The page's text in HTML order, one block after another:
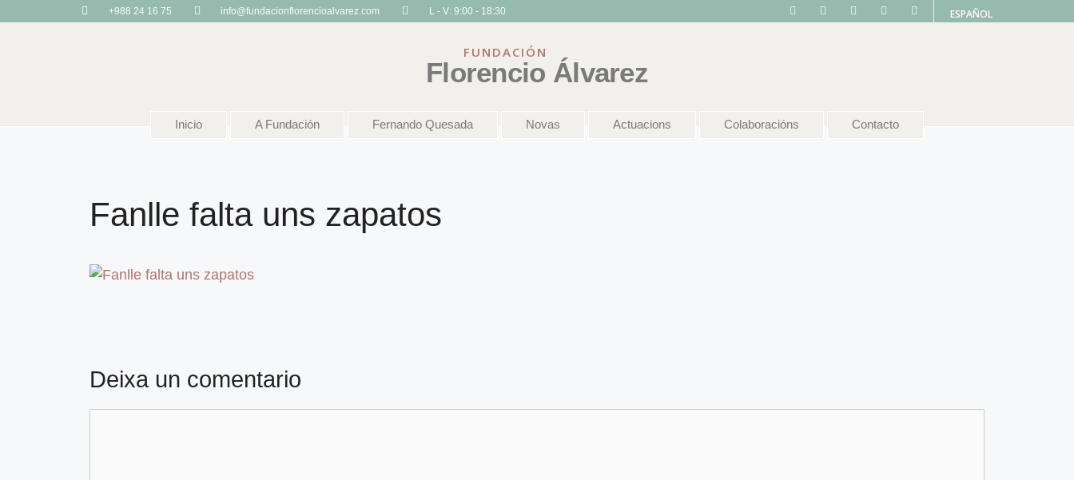
+988 24 16 75 info@fundacionflorencioalvarez.com L - V: 9:00 - 18:30 ESPAÑOL
FUNDACIÓN
Florencio Álvarez
Inicio A Fundación Fernando Quesada Novas Actuacions Colaboracións Contacto
Fanlle falta uns zapatos
Deixa un comentario